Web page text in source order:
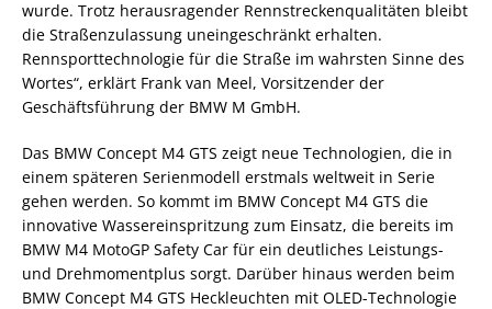
wurde. Trotz herausragender Rennstreckenqualitäten bleibt
die Straßenzulassung uneingeschränkt erhalten.
Rennsporttechnologie für die Straße im wahrsten Sinne des
Wortes“, erklärt Frank van Meel, Vorsitzender der
Geschäftsführung der BMW M GmbH.
Das BMW Concept M4 GTS zeigt neue Technologien, die in
einem späteren Serienmodell erstmals weltweit in Serie
gehen werden. So kommt im BMW Concept M4 GTS die
innovative Wassereinspritzung zum Einsatz, die bereits im
BMW M4 MotoGP Safety Car für ein deutliches Leistungs-
und Drehmomentplus sorgt. Darüber hinaus werden beim
BMW Concept M4 GTS Heckleuchten mit OLED-Technologie